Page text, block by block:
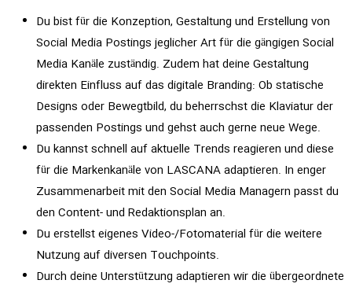
Du bist für die Konzeption, Gestaltung und Erstellung von
Social Media Postings jeglicher Art für die gängigen Social
Media Kanäle zuständig. Zudem hat deine Gestaltung
direkten Einfluss auf das digitale Branding: Ob statische
Designs oder Bewegtbild, du beherrschst die Klaviatur der
passenden Postings und gehst auch gerne neue Wege.
Du kannst schnell auf aktuelle Trends reagieren und diese
für die Markenkanäle von LASCANA adaptieren. In enger
Zusammenarbeit mit den Social Media Managern passt du
den Content- und Redaktionsplan an.
Du erstellst eigenes Video-/Fotomaterial für die weitere
Nutzung auf diversen Touchpoints.
Durch deine Unterstützung adaptieren wir die übergeordnete